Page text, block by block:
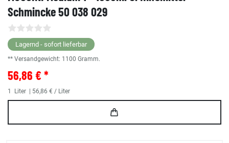
Schmincke 50 038 029
Lagernd - sofort lieferbar
** Versandgewicht: 1100 Gramm.
56,86 € *
1 Liter | 56,86 € / Liter